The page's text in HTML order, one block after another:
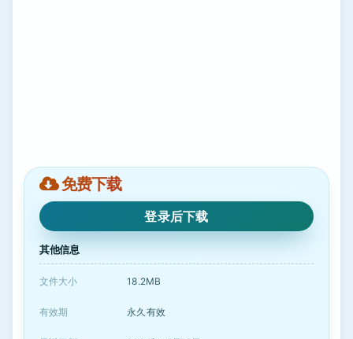
免费下载
登录后下载
其他信息
文件大小 18.2MB
有效期 永久有效